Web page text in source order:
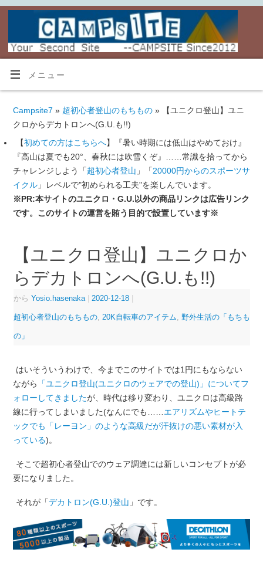
メニュー
Campsite7 » 超初心者登山のもちもの» 【ユニクロ登山】ユニ
クロからデカトロンへ(G.U.も!!)
【初めての方はこちらへ】『暑い時期には低山はやめておけ』
『高山は夏でも20°、春秋には吹雪くぞ』……常識を拾ってから
チャレンジしよう「超初心者登山 」「20000円からのスポーツサ
イクル」レベルで"初められる工夫"を楽しんでいます。
※PR:本サイトのユニクロ・G.U.以外の商品リンクは広告リンク
です。このサイトの運営を賄う目的で設置しています※
【ユニクロ登山】ユニクロか
らデカトロンへ(G.U.も!!)
から Yosio.hasenaka 2020-12-18
超初心者登山のもちもの, 20K自転車のアイテム 野外生活の「もちも
の」
はいそういうわけで、今までこのサイトでは1円にもならない
ながら 「ユニクロ登山(ユニクロのウェアでの登山)」についてフ
ォローしてきましたが、時代は移り変わり、ユニクロは高級路
線に行ってしまいました(なんにでも…… エアリズムやヒートテ
ックでも「レーヨン」のような高級だが汗抜けの悪い素材が入
っている)。
そこで超初心者登山でのウェア調達には新しいコンセプトが必
要になりました。
それが「デカトロン(G.U.)登山 」です。